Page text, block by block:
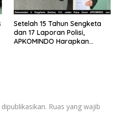
Setelah 15 Tahun Sengketa
dan 17 Laporan Polisi,
APKOMINDO Harapkan
Ruas yang wajib